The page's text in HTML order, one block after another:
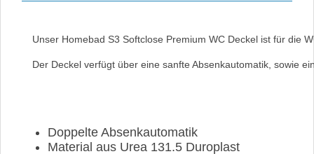
Unser Homebad S3 Softclose Premium WC Deckel ist für die
Der Deckel verfügt über eine sanfte Absenkautomatik, sowie
Doppelte Absenkautomatik
Material aus Urea 131.5 Duroplast